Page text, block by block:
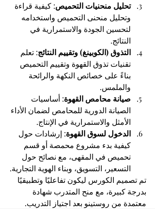
تحليل منحنيات التحميص: كيفية قراءة
وتحليل منحنى التحميص واستخدامه
لتحسين الجودة والاستمرارية في
النتائج.
التذوق (الكوبينغ) وتقييم النتائج: تعلم
تقنيات تذوق القهوة وتقييم التحميص
بناءً على خصائص النكهة والرائحة
والملمس.
صيانة محامص القهوة: أساسيات
الصيانة الدورية للمحامص لضمان الأداء
الأمثل والاستمرارية في الإنتاج.
الدخول لسوق القهوة: إرشادات حول
كيفية بدء مشروع محمصة أو قسم
تحميص في المقهى، مع نصائح حول
التسعير، التسويق، وبناء الهوية التجارية.
تم تصميم الكورس ليكون تفاعليًا وتطبيقيًا
بدرجة كبيرة، مع منح المتدرب شهادة
معتمدة من روستينو بعد اجتياز التدريب.